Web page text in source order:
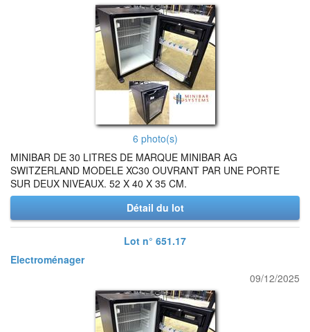
6 photo(s)
MINIBAR DE 30 LITRES DE MARQUE MINIBAR AG
SWITZERLAND MODELE XC30 OUVRANT PAR UNE PORTE
SUR DEUX NIVEAUX. 52 X 40 X 35 CM.
Détail du lot
Lot n° 651.17
Electroménager
09/12/2025